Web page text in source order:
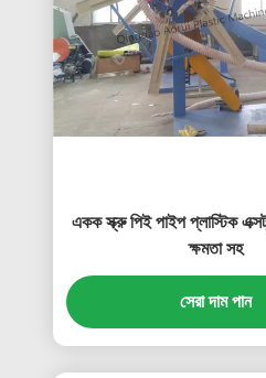
একক স্ক্রু পিই পাইপ প্লাস্টিক
ক্ষমতা সহ
সেরা দাম পান